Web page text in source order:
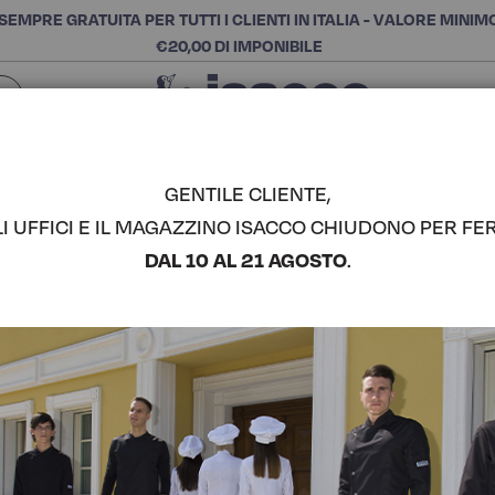
GRATUITA PER TUTTI I CLIENTI IN ITALIA - VALORE
€20,00 DI IMPONIBILE
CASACCA
Colore: Bianco
COMPLETA IL LOOK
GENTILE CLIENTE,
UFFICI E IL MAGAZZINO ISACCO CHIUDONO PER
DAL 10 AL 21 AGOSTO.